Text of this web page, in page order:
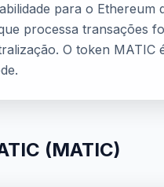
para o Ethereum
processa transações
O token MATIC
(MATIC)